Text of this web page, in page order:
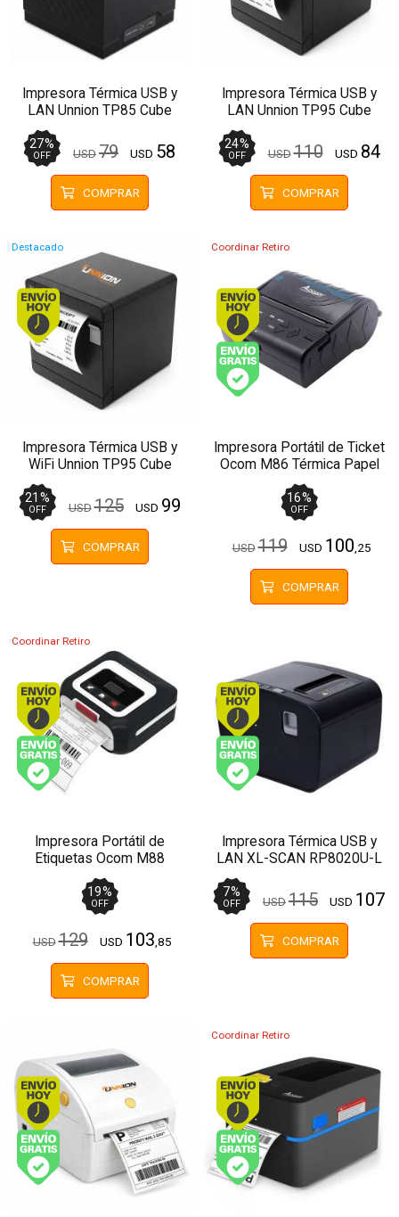
Impresora Térmica USB y
LAN Unnion TP85 Cube
27%
OFF USD79 USD 58
COMPRAR
Impresora Térmica USB y
LAN Unnion TP95 Cube
24%
OFF USD110 USD 84
COMPRAR
Destacado
Envío hoy. Comprando antes de 13Hs.
Impresora Térmica USB y
WiFi Unnion TP95 Cube
21 %
OFF USD125 USD 99
COMPRAR
Coordinar Retiro
Envío hoy.
Envío gratis (Ver
Impresora Portátil de Ticket
Ocom M86 Térmica Papel
80mm
16%
OFF
USD119 USD 100 ,25
COMPRAR
Coordinar Retiro
Envío hoy. Comprando antes de 13Hs.
Envío gratis (Ver Envíos y Pagos)
Impresora Portátil de
Etiquetas Ocom M88
Térmica Papel 80mm
19%
OFF
USD129 USD 103 ,85
COMPRAR
Envío hoy.
Envío gratis (Ver
Impresora Térmica USB y
LAN XL-SCAN RP8020U-L
7%
OFF USD115 USD 107
COMPRAR
Envío hoy. Comprando antes de 13Hs.
Envío gratis (Ver Envíos y Pagos)
Coordinar Retiro
Envío hoy.
Envío gratis (Ver